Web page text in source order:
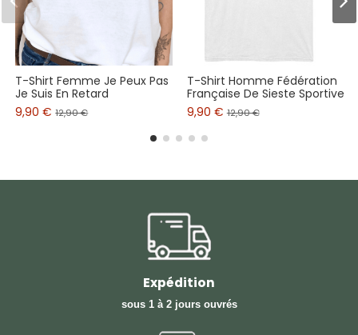
T-Shirt Femme Je Peux Pas
Je Suis En Retard
9,90 €12,90 €
T-Shirt Homme Fédération
Française De Sieste Sportive
9,90 €12,90 €
Expédition
sous 1 à 2 jours ouvrés